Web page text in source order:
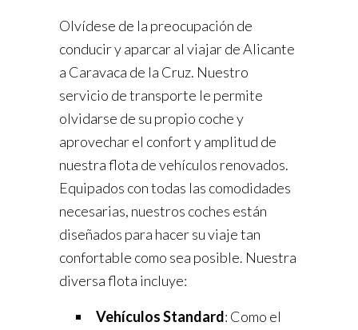
Olvídese de la preocupación de
conducir y aparcar al viajar de Alicante
a Caravaca de la Cruz. Nuestro
servicio de transporte le permite
olvidarse de su propio coche y
aprovechar el confort y amplitud de
nuestra flota de vehículos renovados.
Equipados con todas las comodidades
necesarias, nuestros coches están
diseñados para hacer su viaje tan
confortable como sea posible. Nuestra
diversa flota incluye:
Vehículos Standard: Como el